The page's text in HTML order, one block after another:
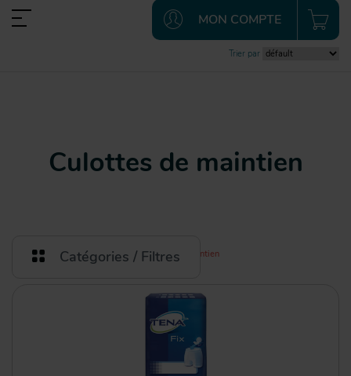
MON COMPTE
Trier par
Culottes de maintien
Catégories Incontinence Culottes de maintien
Catégories / Filtres